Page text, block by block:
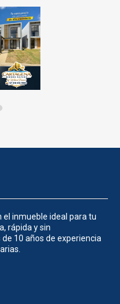
inmueble ideal para tu
rápida y sin
10 años de experiencia